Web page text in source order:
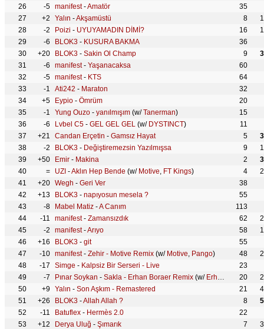
26
-5 manifest-Amatör
35
27
+2 Yalın -Akşamüstü 8
28
-2 Poizi - UYUYAMADIN DİMİ? 16
29
-6 BLOK3 - KUSURA BAKMA
36
30
+20 BLOK3 - Sakin Ol Champ 9
31
-6 manifest- Yaşanacaksa
60
32
-5 manifest- KTS
64
33
-1 Ati242 - Maraton
32
34
+5 Eypio - Ömrüm
20
35
-1 Yung Ouzo - yanılmışım (w/Tanerman)
15
36
-6 Lvbel C5 - GEL GEL GEL (w/ DYSTINCT)
11
37
+21 Candan Erçetin - Gamsız Hayat 5
38
-2 BLOK3 - Değiştiremezsin Yazılmışsa 9
39
+50 Emir - Makina 2
40
= UZI -Aklın Hep Bende (w/ Motive, FT Kings) 4
41
+20 Wegh - Geri Ver
38
42
+13 BLOK3 - napıyosun mesela ?
55
43
-8 Mabel Matiz -A Canım
113
44
-11 manifest- Zamansızdık 62
45
-2 manifest-Arıyo 58
46
+16 BLOK3 - git
55
47
-10 manifest- Zehir - Motive Remix (w/ Motive, Pango) 48
48
-17 Simge - Kalpsiz Bir Serseri - Live
23
49
-7 Pınar Soykan - Sakla - Erhan Boraer Remix (w/ Erhan Boraer 20
50
+9 Yalın - Son Aşkım - Remastered 21
51
+26 BLOK3 -Allah Allah ? 8
52
-11 Batuflex - Hermès 2.0
22
53
+12 Derya Uluğ - Şımarık 7